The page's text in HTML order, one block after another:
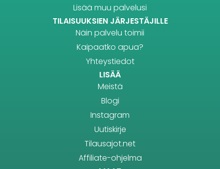
Lisää muu palvelusi
TILAISUUKSIEN JÄRJESTÄJILLE
Näin palvelu toimii
Kaipaatko apua?
Yhteystiedot
LISÄÄ
Meistä
Blogi
Instagram
Uutiskirje
Tilausajot.net
Affiliate-ohjelma